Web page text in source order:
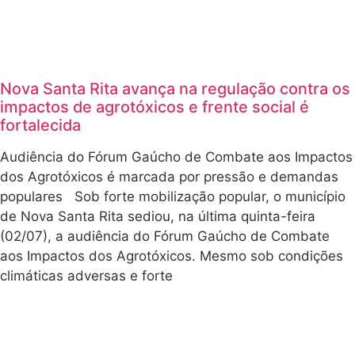
Nova Santa Rita avança na regulação contra os
impactos de agrotóxicos e frente social é
fortalecida
Audiência do Fórum Gaúcho de Combate aos Impactos
dos Agrotóxicos é marcada por pressão e demandas
populares Sob forte mobilização popular, o município
de Nova Santa Rita sediou, na última quinta-feira
(02/07), a audiência do Fórum Gaúcho de Combate
aos Impactos dos Agrotóxicos. Mesmo sob condições
climáticas adversas e forte